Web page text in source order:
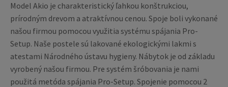
Model Akio je charakteristický ľahkou konštrukciou,
prírodným drevom a atraktívnou cenou. Spoje boli vykonané
našou firmou pomocou využitia systému spájania Pro-
Setup. Naše postele sú lakované ekologickými lakmi s
atestami Národného ústavu hygieny. Nábytok je od základu
vyrobený našou firmou. Pre systém šróbovania je nami
použitá metóda spájania Pro-Setup. Spojenie pomocou 2